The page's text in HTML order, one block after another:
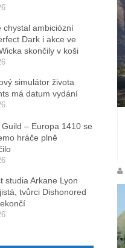
chystal ambiciózní
Dark i akce ve
skončily v koši
simulátor života
má datum vydání
– Europa 1410 se
hráče plně
studia Arkane Lyon
tvůrci Dishonored